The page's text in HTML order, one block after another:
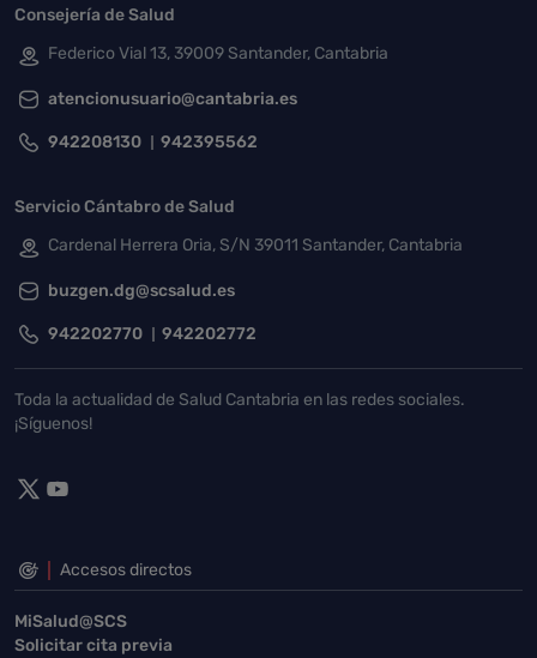
Consejería de Salud
Federico Vial 13, 39009 Santander, Cantabria
atencionusuario@cantabria.es
942208130 942395562
Servicio Cántabro de Salud
Cardenal Herrera Oria, S/N 39011 Santander, Cantabria
buzgen.dg@scsalud.es
942202770 942202772
Toda la actualidad de Salud Cantabria en las redes sociales.
¡Síguenos!
Accesos directos
MiSalud@SCS
Solicitar cita previa